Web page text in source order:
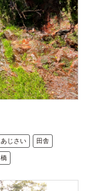
あじさい 田舎
橋